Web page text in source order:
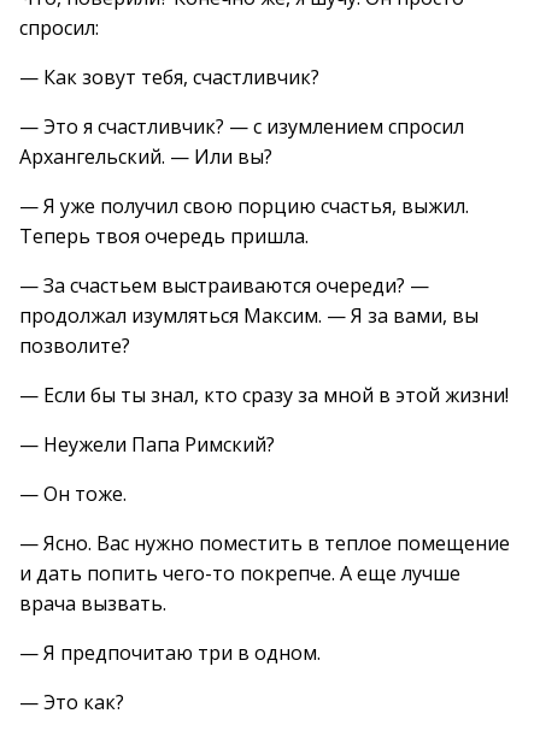
спросил:
— Как зовут тебя, счастливчик?
— Это я счастливчик? — с изумлением спросил
Архангельский. — Или вы?
— Я уже получил свою порцию счастья, выжил.
Теперь твоя очередь пришла.
— За счастьем выстраиваются очереди? —
продолжал изумляться Максим. — Я за вами, вы
позволите?
— Если бы ты знал, кто сразу за мной в этой жизни!
— Неужели Папа Римский?
— Он тоже.
— Ясно. Вас нужно поместить в теплое помещение
и дать попить чего-то покрепче. А еще лучше
врача вызвать.
— Я предпочитаю три в одном.
— Это как?